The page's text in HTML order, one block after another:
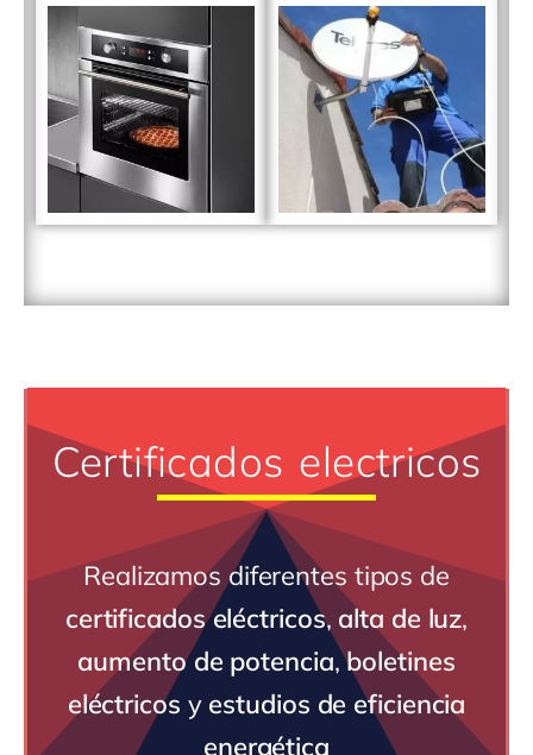
Certificados electricos
Realizamos diferentes tipos de
certificados eléctricos, alta de luz,
aumento de potencia,boletines
eléctricos y estudios de eficiencia
energética